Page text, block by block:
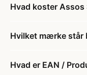
Hvad koster Assos
Hvilket mærke står
Hvad er EAN /